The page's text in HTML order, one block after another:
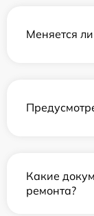
Меняется
Какие
ремонта?